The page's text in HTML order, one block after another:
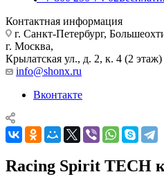
Контактная информация
г. Санкт-Петербург,
г. Москва,
Крылатская ул., д. 2, к. 4 (2 этаж)
info@shonx.ru
Вконтакте
Racing Spirit TECH